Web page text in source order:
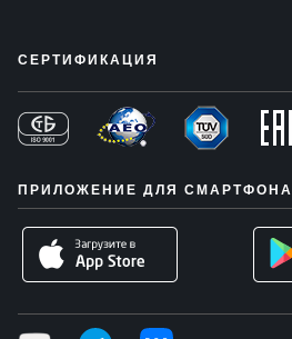
СЕРТИФИКАЦИЯ
ПРИЛОЖЕНИЕ ДЛЯ СМАРТФОНА